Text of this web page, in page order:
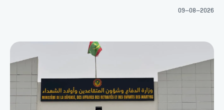
09-08-2026